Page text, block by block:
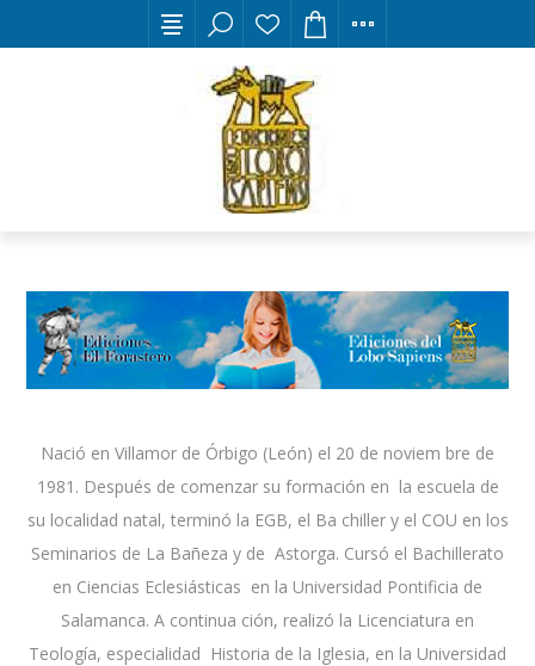
Nació en Villamor de Órbigo (León) el 20 de noviem bre de
1981. Después de comenzar su formación en la escuela de
su localidad natal, terminó la EGB, el Ba chiller y el COU en los
Seminarios de La Bañeza y de Astorga. Cursó el Bachillerato
en Ciencias Eclesiásticas en la Universidad Pontificia de
Salamanca. A continua ción, realizó la Licenciatura en
Teología, especialidad Historia de la Iglesia, en la Universidad